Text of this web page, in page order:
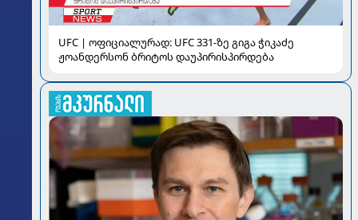
UFC | ოფიციალურად: UFC 331-ზე გიგა ჭიკაძე
ჟოანდერსონ ბრიტოს დაუპირისპირდება